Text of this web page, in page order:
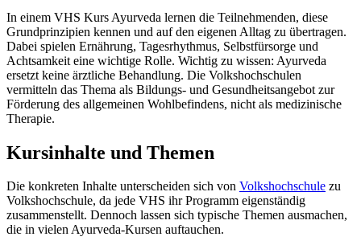
In einem VHS Kurs Ayurveda lernen die Teilnehmenden, diese
Grundprinzipien kennen und auf den eigenen Alltag zu übertragen.
Dabei spielen Ernährung, Tagesrhythmus, Selbstfürsorge und
Achtsamkeit eine wichtige Rolle. Wichtig zu wissen: Ayurveda
ersetzt keine ärztliche Behandlung. Die Volkshochschulen
vermitteln das Thema als Bildungs- und Gesundheitsangebot zur
Förderung des allgemeinen Wohlbefindens, nicht als medizinische
Therapie.
Kursinhalte und Themen
Die konkreten Inhalte unterscheiden sich von Volkshochschule zu
Volkshochschule, da jede VHS ihr Programm eigenständig
zusammenstellt. Dennoch lassen sich typische Themen ausmachen,
die in vielen Ayurveda-Kursen auftauchen.